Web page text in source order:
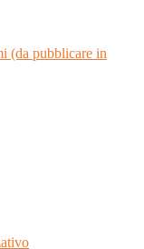
(da pubblicare in